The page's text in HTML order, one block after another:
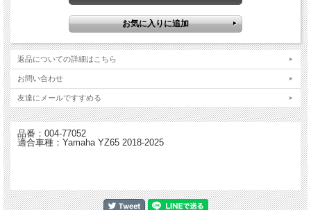
MXラインはBTLラインと対照的にアンチホッピングメカニズム（スリッパークラ
ッチ機構）がありません。
このクラッチはレスポンスが良く、効率的にオイルがクラッチ内に循環する設計
このクラッチの独特の色はハードテフロンコーティングによるもので、このコーテ
ィングあ接触面が摩耗しづらくなる特殊なものです。
また独創的なデザインにより取り付けにSUTER専用特殊工具は必要ありません。
通常のクラッチを整備する工具があればインストールが可能です。
プレッシャープレートは6本のボルトで取り付けられ、メンテナンスも容易な設計
・MXGPテクノロジー
・スプリングレート変更によりライダーに合わせてセッティングが可能
・ブレーキング時のコントロール性に優れる
す。
チューニングされたバイク用により強いスプリングの設定もあります。
返品についての詳細はこちら
お問い合わせ
友達にメールですすめる
品番：004-77052
適合車種：Yamaha YZ65 2018-2025